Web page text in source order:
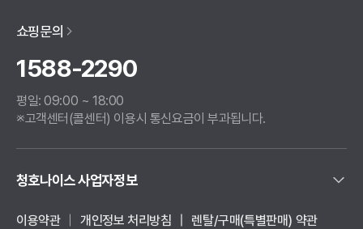
쇼핑문의
1588-2290
평일:09:00 ~ 18:00
※고객센터(콜센터) 이용시 통신요금이 부과됩니다.
청호나이스 사업자정보
이용약관 개인정보 처리방침
렌탈/구매(특별판매) 약관